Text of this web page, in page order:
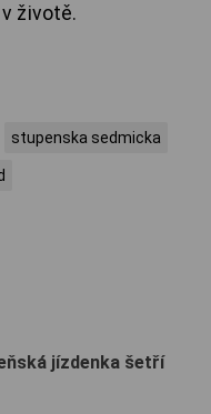
životě.
stupenska sedmicka
jízdenka šetří